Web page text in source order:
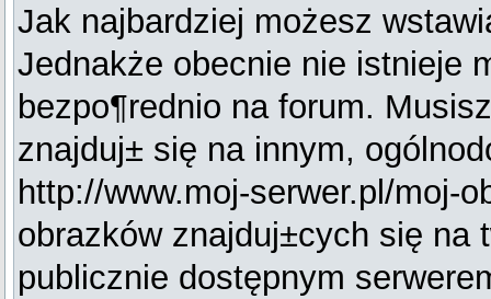
Jak najbardziej możesz
Jednakże obecnie nie istnieje
bezpo¶rednio na forum.
znajduj± się na innym,
http://www.moj-serwer.pl/moj-
obrazków znajduj±cych się na
publicznie dostępnym